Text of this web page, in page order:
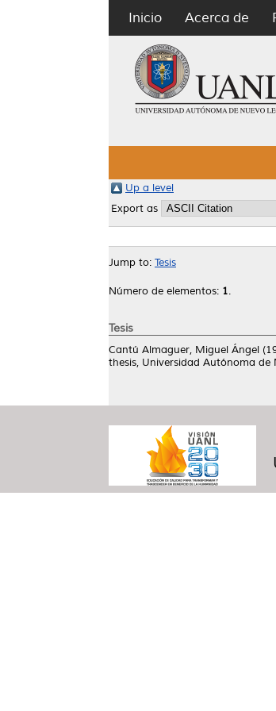
Inicio Acerca de
Up a level
Export as
Jump to: Tesis
Número de elementos: 1.
Tesis
Cantú Almaguer, Miguel Ángel
thesis, Universidad Autónoma de